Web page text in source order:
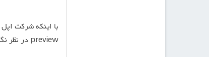
preview در نظر نگرفته است، اما می توان با استفاده از Terminal این قابلیت را غیر فعال کرد.